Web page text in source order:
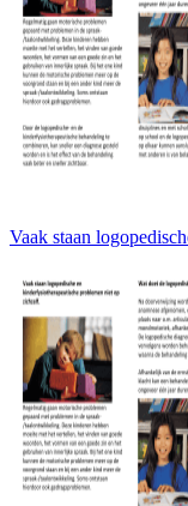
Vaak staan